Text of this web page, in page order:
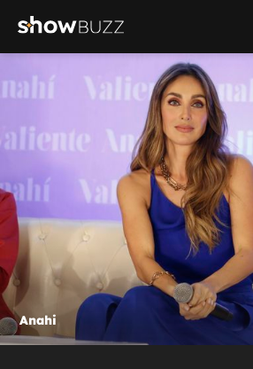
Anahi